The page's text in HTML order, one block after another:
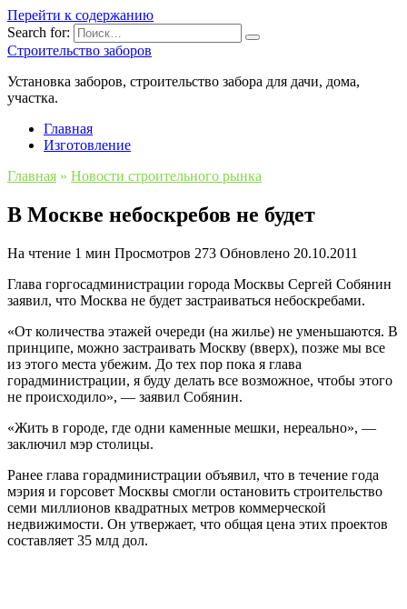
Перейти к содержанию
Search for:
Строительство заборов
Установка заборов, строительство забора для дачи, дома,
участка.
Главная
Изготовление
Главная » Новости строительного рынка
В Москве небоскребов не будет
На чтение 1 мин Просмотров 273 Обновлено 20.10.2011
Глава горгосадминистрации города Москвы Сергей Собянин
заявил, что Москва не будет застраиваться небоскребами.
«От количества этажей очереди (на жилье) не уменьшаются. В
принципе, можно застраивать Москву (вверх), позже мы все
из этого места убежим. До тех пор пока я глава
горадминистрации, я буду делать все возможное, чтобы этого
не происходило», — заявил Собянин.
«Жить в городе, где одни каменные мешки, нереально», —
заключил мэр столицы.
Ранее глава горадминистрации объявил, что в течение года
мэрия и горсовет Москвы смогли остановить строительство
семи миллионов квадратных метров коммерческой
недвижимости. Он утвержает, что общая цена этих проектов
составляет 35 млд дол.